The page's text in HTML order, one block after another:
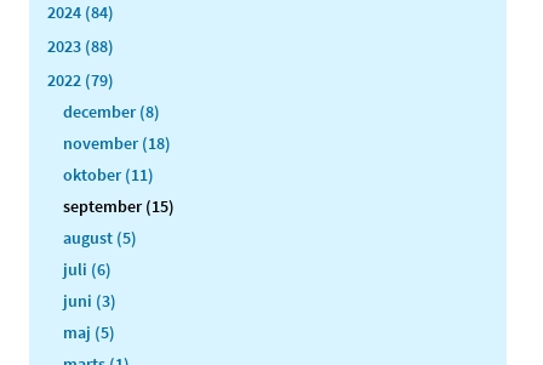
2024 (84)
2023 (88)
2022 (79)
december (8)
november (18)
oktober (11)
september (15)
august (5)
juli (6)
juni (3)
maj (5)